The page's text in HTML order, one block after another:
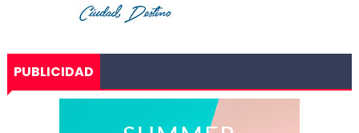
PUBLICIDAD